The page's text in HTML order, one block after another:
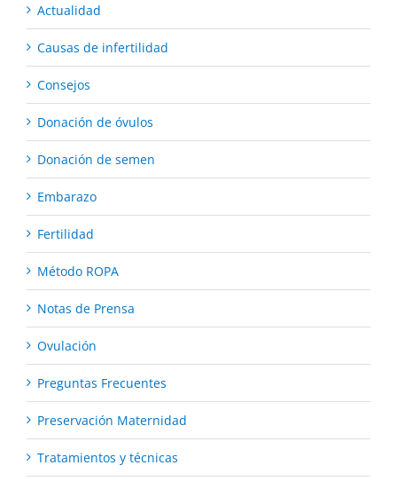
Actualidad
Causas de infertilidad
Consejos
Donación de óvulos
Donación de semen
Embarazo
Fertilidad
Método ROPA
Notas de Prensa
Ovulación
Preguntas Frecuentes
Preservación Maternidad
Tratamientos y técnicas